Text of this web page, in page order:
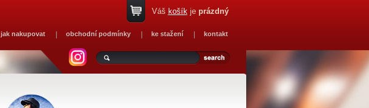
jak nakupovat obchodní podmínky ke stažení kontakt
Váš košíkje prázdný